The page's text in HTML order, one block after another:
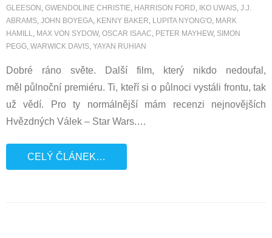
GLEESON , GWENDOLINE CHRISTIE, HARRISON FORD, IKO UWAIS, J.J.
ABRAMS, JOHN BOYEGA, KENNY BAKER, LUPITA NYONG'O, MARK
HAMILL, MAX VON SYDOW, OSCAR ISAAC, PETER MAYHEW, SIMON
PEGG, WARWICK DAVIS, YAYAN RUHIAN
Dobré ráno světe. Další film, který nikdo nedoufal,
měl půlnoční premiéru. Ti, kteří si o půlnoci vystáli frontu, tak
už vědí. Pro ty normálnější mám recenzi nejnovějších
Hvězdných Válek – Star Wars.…
CELÝ ČLÁNEK…